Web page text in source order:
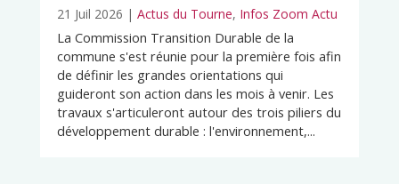
21 Juil 2026 | Actus du Tourne, Infos Zoom Actu
La Commission Transition Durable de la
commune s'est réunie pour la première fois afin
de définir les grandes orientations qui
guideront son action dans les mois à venir. Les
travaux s'articuleront autour des trois piliers du
développement durable : l'environnement,...